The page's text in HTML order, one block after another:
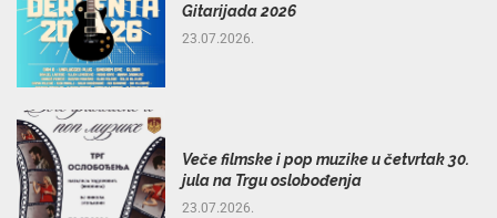
Gitarijada 2026
23.07.2026.
Veče filmske i pop muzike u četvrtak 30.
jula na Trgu oslobođenja
23.07.2026.